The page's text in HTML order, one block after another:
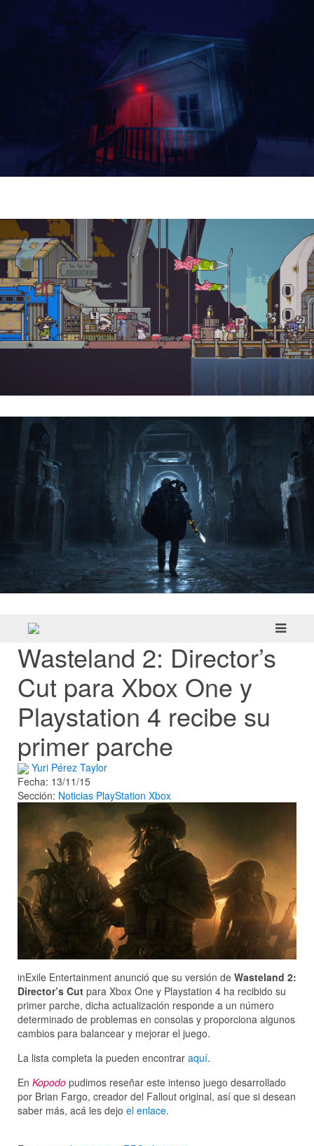
Wasteland 2: Director’s
Cut para Xbox One y
Playstation 4 recibe su
primer parche
Yuri Pérez Taylor
Fecha: 13/11/15
Sección: Noticias PlayStation Xbox
inExile Entertainment anunció que su versión de Wasteland 2:
Director’s Cut para Xbox One y Playstation 4 ha recibido su
primer parche, dicha actualización responde a un número
determinado de problemas en consolas y proporciona algunos
cambios para balancear y mejorar el juego.
La lista completa la pueden encontrar aquí.
En Kopodo pudimos reseñar este intenso juego desarrollado
por Brian Fargo, creador del Fallout original, así que si desean
saber más, acá les dejo el enlace.